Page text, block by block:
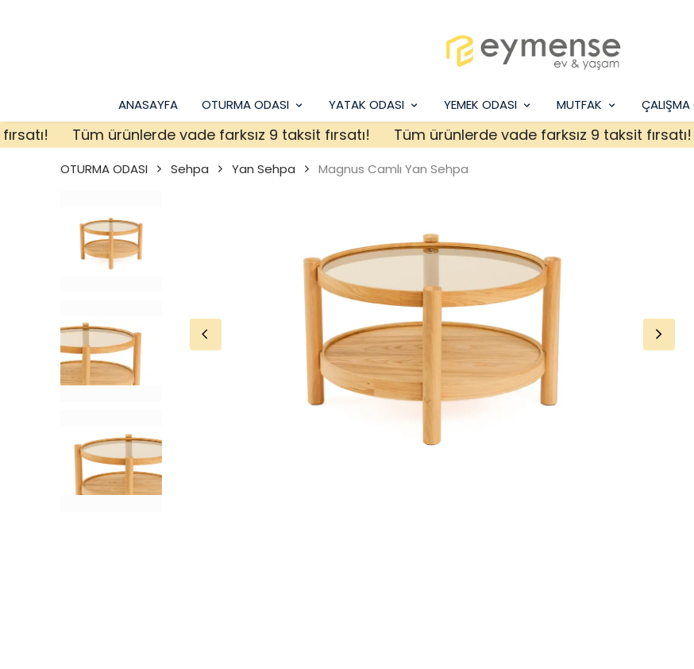
ANASAYFA OTURMA ODASI YATAK ODASI YEMEK ODASI MUTFAK ÇALIŞMA
Tüm ürünlerde vade farksız 9 taksit fırsatı! Tüm ürünlerde vade farksız 9 taksit fırsatı!
OTURMA ODASI Sehpa Yan Sehpa Magnus Camlı Yan Sehpa